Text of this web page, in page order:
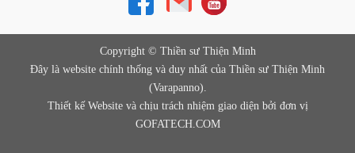
Copyright © Thiền sư Thiện Minh
Đây là website chính thống và duy nhất của Thiền sư Thiện Minh
(Varapanno).
Thiết kế Website và chịu trách nhiệm giao diện bởi đơn vị
GOFATECH.COM